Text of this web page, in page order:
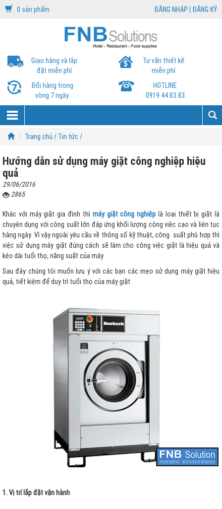
0 sản phẩm ĐĂNG NHẬP | ĐĂNG KÝ
Giao hàng và lắp
đặt miễn phí
Tư vấn thiết kế
miễn phí
Đổi hàng trong
vòng 7 ngày
HOTLINE
0919 44 83 83
Trang chủ / Tin tức /
Hướng dẫn sử dụng máy giặt công nghiệp hiệu
quả
29/06/2016
2865
Khác với máy giặt gia đình thì máy giặt công nghiệp là loại thiết bị giặt là
chuyên dụng với công suất lớn đáp ứng khối lượng công việc cao và liên tục
hàng ngày. Vì vậy ngoài yêu cầu về thông số kỹ thuật, công suất phù hợp thì
việc sử dụng máy giặt đúng cách sẽ làm cho công việc giặt là hiệu quả và
kéo dài tuổi thọ, năng suất của máy
Sau đây chúng tôi muốn lưu ý với các bạn các mẹo sử dụng máy giặt hiệu
quả, tiết kiệm để duy trì tuổi thọ của máy giặt
1. Vị trí lắp đặt vận hành